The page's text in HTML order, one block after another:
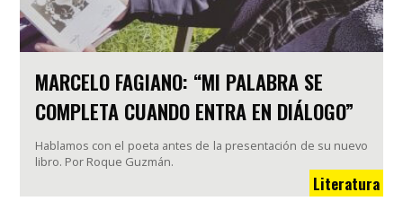
MARCELO FAGIANO: “MI PALABRA SE
COMPLETA CUANDO ENTRA EN DIÁLOGO”
Hablamos con el poeta antes de la presentación de su nuevo
libro. Por Roque Guzmán.
Literatura